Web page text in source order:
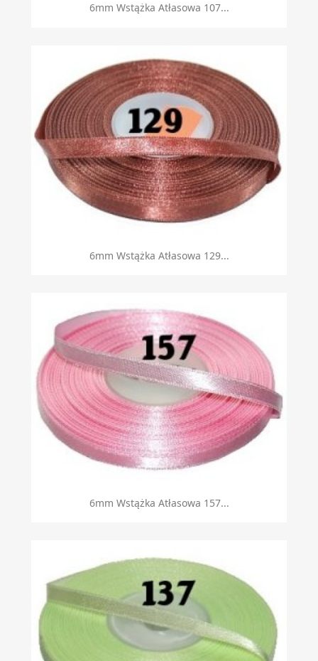
6mm Wstążka Atłasowa 107...
6mm Wstążka Atłasowa 129...
6mm Wstążka Atłasowa 157...